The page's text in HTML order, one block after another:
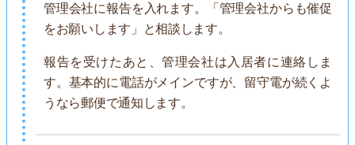
管理会社に報告を入れます。「管理会社からも催促
をお願いします」と相談します。
報告を受けたあと、管理会社は入居者に連絡しま
す。基本的に電話がメインですが、留守電が続くよ
うなら郵便で通知します。